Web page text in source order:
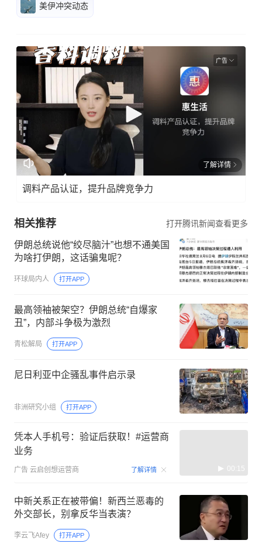
美伊冲突动态
广告
了解详情
调料产品认证，提升品牌竞争力
相关推荐 打开腾讯新闻查看更多
伊朗总统说他“绞尽脑汁”也想不通美国
为啥打伊朗，这话骗鬼呢？
环球局内人 打开APP
最高领袖被架空？伊朗总统“自爆家
丑”，内部斗争极为激烈
青松解局 打开APP
尼日利亚中企骚乱事件启示录
非洲研究小组 打开APP
凭本人手机号：验证后获取！#运营商
业务
广告 云启创想运营商 了解详情 00:15
中新关系正在被带偏！新西兰恶毒的
外交部长，别拿反华当表演？
李云飞Afey 打开APP